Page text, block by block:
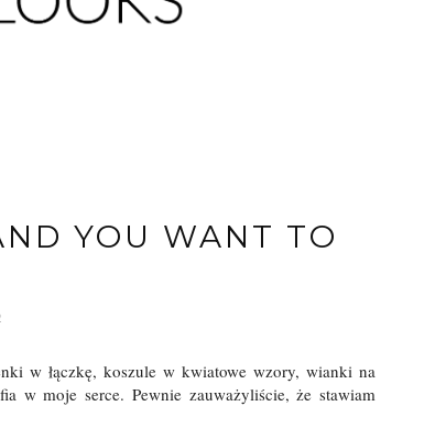
YOU WANT TO
w łączkę, koszule w kwiatowe wzory, wianki na
w moje serce. Pewnie zauważyliście, że stawiam